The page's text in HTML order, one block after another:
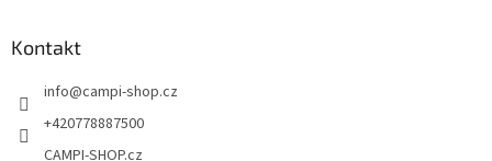
Kontakt
info@campi-shop.cz
+420778887500
CAMPI-SHOP.cz